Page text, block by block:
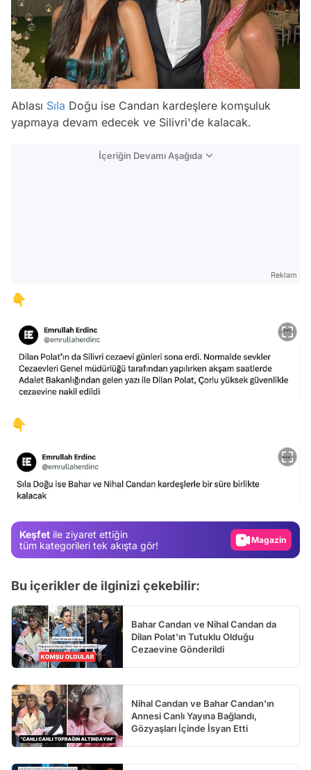
Ablası Sıla Doğu ise Candan kardeşlere komşuluk
yapmaya devam edecek ve Silivri'de kalacak.
İçeriğin Devamı Aşağıda
Reklam
👇
👇
Keşfet ile ziyaret ettiğin
tüm kategorileri tek akışta gör!
Video
Magazin
Video
Bu içerikler de ilginizi çekebilir:
Bahar Candan ve Nihal Candan da
Dilan Polat'ın Tutuklu Olduğu
Cezaevine Gönderildi
Nihal Candan ve Bahar Candan'ın
Annesi Canlı Yayına Bağlandı,
Gözyaşları İçinde İsyan Etti